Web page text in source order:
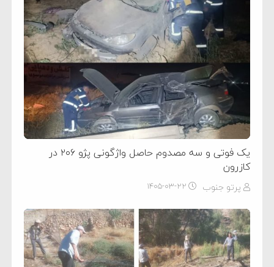
یک فوتی و سه مصدوم حاصل واژگونی پژو ۲۰۶ در
کازرون
پرتو جنوب ۱۴۰۵-۰۳-۲۲